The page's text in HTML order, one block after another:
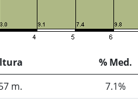
% Med.
m. 7.1%